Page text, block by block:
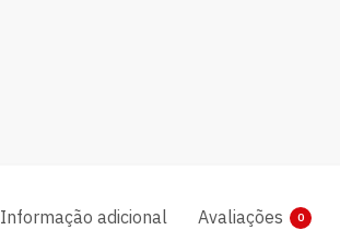
Informação adicional Avaliações 0